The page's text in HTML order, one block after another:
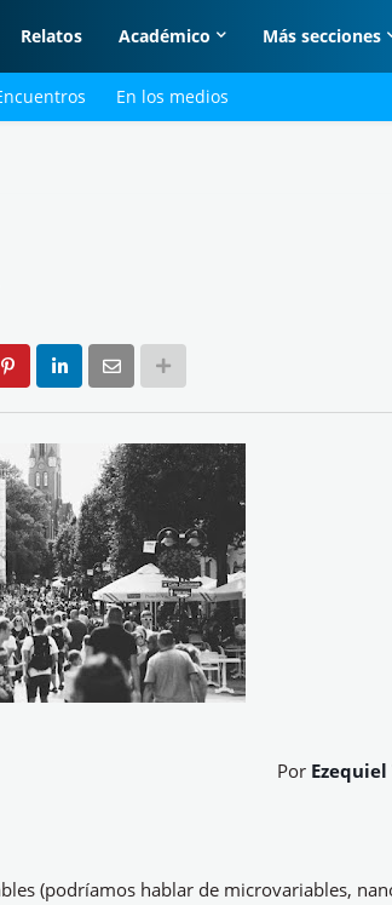
Relatos Académico Más secciones
En los medios
Por Ezequiel
(podríamos hablar de microvariables,